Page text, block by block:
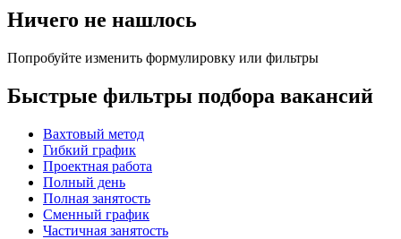
Ничего не нашлось
Попробуйте изменить формулировку или фильтры
Быстрые фильтры подбора вакансий
Вахтовый метод
Гибкий график
Проектная работа
Полный день
Полная занятость
Сменный график
Частичная занятость